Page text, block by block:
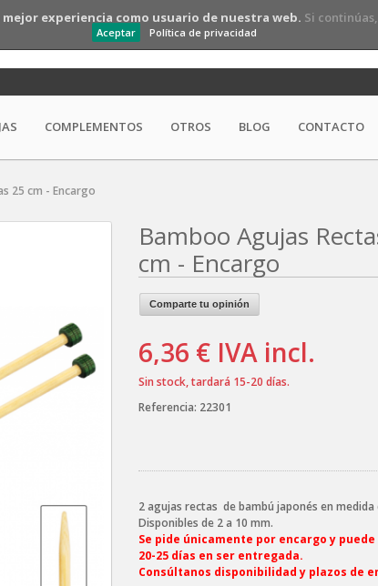
experiencia como usuario de nuestra web. Si
Aceptar Política de privacidad
COMPLEMENTOS OTROS BLOG CONTACTO
25 cm - Encargo
Bamboo Agujas
cm - Encargo
Comparte tu opinión
6,36 € IVA incl.
Sin stock, tardará 15-20 días.
Referencia: 22301
2 agujas rectas de bambú japonés en medida
Disponibles de 2 a 10 mm.
Se pide únicamente por encargo y
20-25 días en ser entregada.
Consúltanos disponibilidad y plazos de